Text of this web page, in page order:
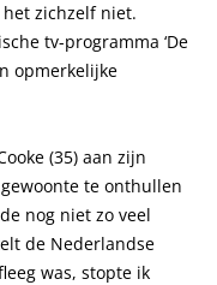
zichzelf niet.
tv-programma ‘De
opmerkelijke
(35) aan zijn
te onthullen
nog niet zo veel
de Nederlandse
was, stopte ik